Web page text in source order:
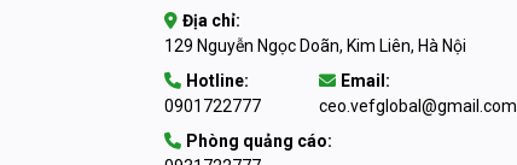
Địa chỉ:
129 Nguyễn Ngọc Doãn, Kim Liên, Hà Nội
Hotline:
0901722777
Email:
ceo.vefglobal@gmail.com
Phòng quảng cáo: